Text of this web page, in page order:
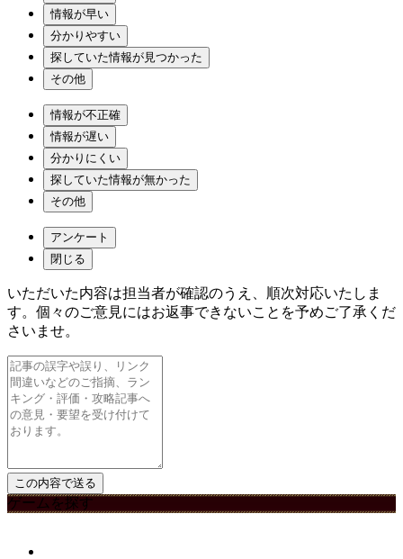
情報が早い
分かりやすい
探していた情報が見つかった
その他
情報が不正確
情報が遅い
分かりにくい
探していた情報が無かった
その他
アンケート
閉じる
いただいた内容は担当者が確認のうえ、順次対応いたしま
す。個々のご意見にはお返事できないことを予めご了承くだ
さいませ。
ゲームを探す